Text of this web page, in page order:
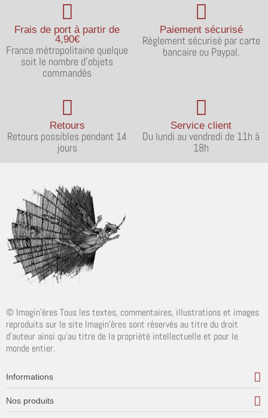
Frais de port à partir de
4,90€
France métropolitaine quelque
soit le nombre d'objets
commandés
Paiement sécurisé
Règlement sécurisé par carte
bancaire ou Paypal.
Retours
Retours possibles pendant 14
jours
Service client
Du lundi au vendredi de 11h à
18h
© Imagin'ères Tous les textes, commentaires, illustrations et images
reproduits sur le site Imagin'ères sont réservés au titre du droit
d'auteur ainsi qu'au titre de la propriété intellectuelle et pour le
monde entier.
Informations
Nos produits